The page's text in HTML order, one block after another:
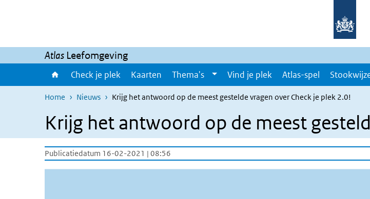
Atlas Leefomgeving
Check je plek Kaarten Thema's Vind je plek Atlas-spel
Home Nieuws Krijg het antwoord op de meest gestelde vragen over Check je plek 2.0!
Krijg het antwoord op de meest
Publicatiedatum 16-02-2021 | 08:56